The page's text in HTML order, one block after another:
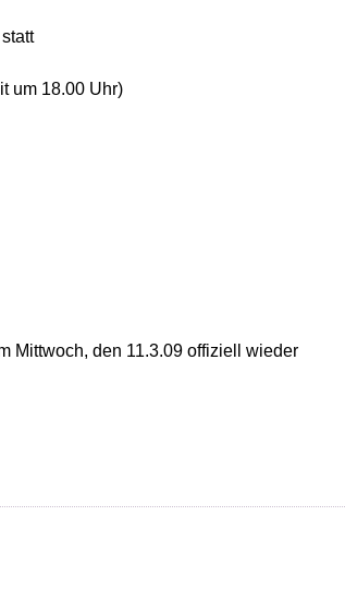
um 18.00 Uhr)
Mittwoch, den 11.3.09 offiziell wieder